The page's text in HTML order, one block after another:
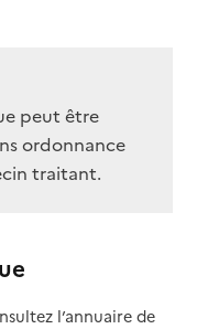
peut être
ordonnance
traitant.
l’annuaire de